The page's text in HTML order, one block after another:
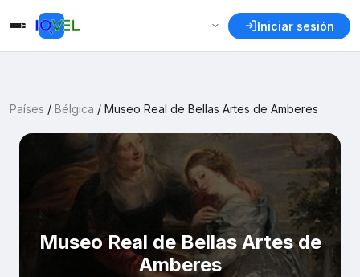
Iniciar sesión
Países / Bélgica / Museo Real de Bellas Artes de Amberes
Museo Real de Bellas Artes de
Amberes